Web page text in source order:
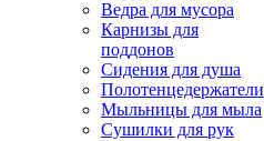
Ведра для мусора
Карнизы для
поддонов
Сидения для душа
Полотенцедержатели
Мыльницы для мыла
Сушилки для рук